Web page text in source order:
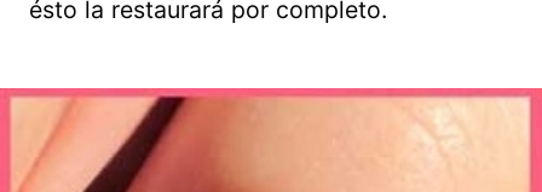
ésto la restaurará por completo.